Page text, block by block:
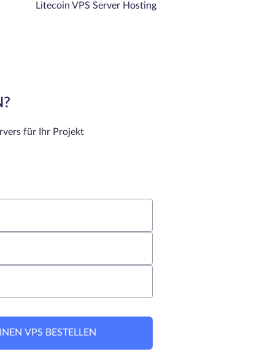
Litecoin VPS Server Hosting
für Ihr Projekt
VPS BESTELLEN